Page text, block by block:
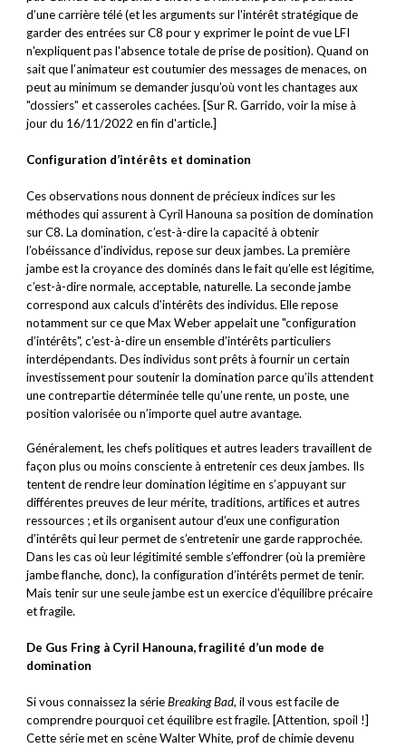
d’une carrière télé (et les arguments sur l'intérêt stratégique de
garder des entrées sur C8 pour y exprimer le point de vue LFI
n'expliquent pas l'absence totale de prise de position). Quand on
sait que l’animateur est coutumier des messages de menaces, on
peut au minimum se demander jusqu’où vont les chantages aux
"dossiers" et casseroles cachées. [Sur R. Garrido, voir la mise à
jour du 16/11/2022 en fin d'article.]
Configuration d’intérêts et domination
Ces observations nous donnent de précieux indices sur les
méthodes qui assurent à Cyril Hanouna sa position de domination
sur C8. La domination, c’est-à-dire la capacité à obtenir
l’obéissance d’individus, repose sur deux jambes. La première
jambe est la croyance des dominés dans le fait qu’elle est légitime,
c’est-à-dire normale, acceptable, naturelle. La seconde jambe
correspond aux calculs d’intérêts des individus. Elle repose
notamment sur ce que Max Weber appelait une "configuration
d’intérêts", c’est-à-dire un ensemble d’intérêts particuliers
interdépendants. Des individus sont prêts à fournir un certain
investissement pour soutenir la domination parce qu’ils attendent
une contrepartie déterminée telle qu’une rente, un poste, une
position valorisée ou n’importe quel autre avantage.
Généralement, les chefs politiques et autres leaders travaillent de
façon plus ou moins consciente à entretenir ces deux jambes. Ils
tentent de rendre leur domination légitime en s’appuyant sur
différentes preuves de leur mérite, traditions, artifices et autres
ressources ; et ils organisent autour d’eux une configuration
d’intérêts qui leur permet de s’entretenir une garde rapprochée.
Dans les cas où leur légitimité semble s’effondrer (où la première
jambe flanche, donc), la configuration d’intérêts permet de tenir.
Mais tenir sur une seule jambe est un exercice d’équilibre précaire
et fragile.
De Gus Fring à Cyril Hanouna, fragilité d’un mode de
domination
Si vous connaissez la sérieBreaking Bad, il vous est facile de
comprendre pourquoi cet équilibre est fragile. [Attention, spoil !]
Cette série met en scène Walter White, prof de chimie devenu